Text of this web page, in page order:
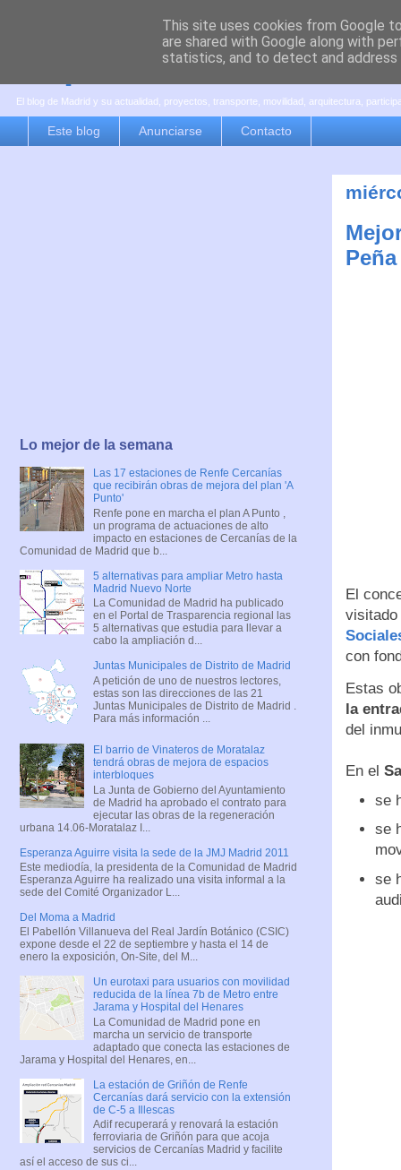
es por madrid
El blog de Madrid y su actualidad, proyectos, transporte, movilidad, arquitectura,
Este blog Anunciarse Contacto
El
con
Estas
la
del
En el
se
se
se
Lo mejor de la semana
Las 17 estaciones de Renfe Cercanías
que recibirán obras de mejora del plan 'A
Punto'
Renfe pone en marcha el plan A Punto ,
un programa de actuaciones de alto
impacto en estaciones de Cercanías de la
Comunidad de Madrid que b...
5 alternativas para ampliar Metro hasta
Madrid Nuevo Norte
La Comunidad de Madrid ha publicado
en el Portal de Trasparencia regional las
5 alternativas que estudia para llevar a
cabo la ampliación d...
Juntas Municipales de Distrito de Madrid
A petición de uno de nuestros lectores,
estas son las direcciones de las 21
Juntas Municipales de Distrito de Madrid .
Para más información ...
El barrio de Vinateros de Moratalaz
tendrá obras de mejora de espacios
interbloques
La Junta de Gobierno del Ayuntamiento
de Madrid ha aprobado el contrato para
ejecutar las obras de la regeneración
urbana 14.06-Moratalaz I...
Esperanza Aguirre visita la sede de la JMJ Madrid 2011
Este mediodía, la presidenta de la Comunidad de Madrid
Esperanza Aguirre ha realizado una visita informal a la
sede del Comité Organizador L...
Del Moma a Madrid
El Pabellón Villanueva del Real Jardín Botánico (CSIC)
expone desde el 22 de septiembre y hasta el 14 de
enero la exposición, On-Site, del M...
Un eurotaxi para usuarios con movilidad
reducida de la línea 7b de Metro entre
Jarama y Hospital del Henares
La Comunidad de Madrid pone en
marcha un servicio de transporte
adaptado que conecta las estaciones de
Jarama y Hospital del Henares, en...
La estación de Griñón de Renfe
Cercanías dará servicio con la extensión
de C-5 a Illescas
Adif recuperará y renovará la estación
ferroviaria de Griñón para que acoja
servicios de Cercanías Madrid y facilite
así el acceso de sus ci...
This site uses cookies from Google
are shared with Google along with
statistics, and to detect and address